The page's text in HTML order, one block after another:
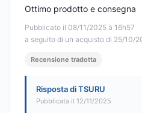
Pubblicato il 08/11/2025 à 16h57
a seguito di un acquisto di 25/10/
Ottimo prodotto e consegna
Recensione tradotta
Risposta di TSURU
Pubblicata il 12/11/2025